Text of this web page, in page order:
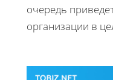
очередь
организации в